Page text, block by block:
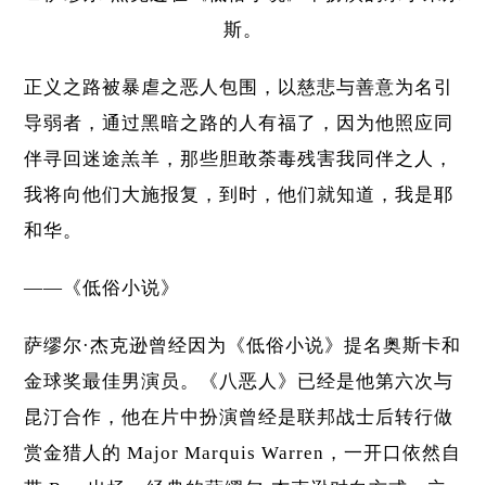
斯。
正义之路被暴虐之恶人包围，以慈悲与善意为名引
导弱者，通过黑暗之路的人有福了，因为他照应同
伴寻回迷途羔羊，那些胆敢荼毒残害我同伴之人，
我将向他们大施报复，到时，他们就知道，我是耶
和华。
——《低俗小说》
萨缪尔·杰克逊曾经因为《低俗小说》提名奥斯卡和
金球奖最佳男演员。《八恶人》已经是他第六次与
昆汀合作，他在片中扮演曾经是联邦战士后转行做
赏金猎人的 Major Marquis Warren，一开口依然自